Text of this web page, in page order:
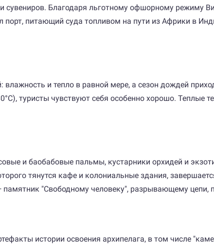
сувениров. Благодаря льготному офшорному режиму
порт, питающий суда топливом на пути из Африки в
и тепло в равной мере, а сезон дождей
туристы чувствуют себя особенно хорошо.
и баобабовые пальмы, кустарники орхидей и
тянутся кафе и колониальные здания,
"Свободному человеку", разрывающему цепи,
истории освоения архипелага, в том числе